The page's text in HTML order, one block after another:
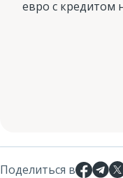
евро с кредитом
Поделиться в